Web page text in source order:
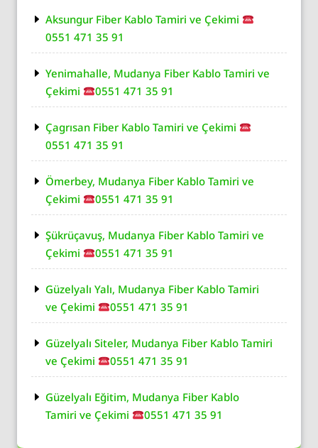
Aksungur Fiber Kablo Tamiri ve Çekimi
0551 471 35 91
Yenimahalle, Mudanya Fiber Kablo Tamiri ve
Çekimi
0551 471 35 91
Çagrısan Fiber Kablo Tamiri ve Çekimi
0551 471 35 91
Ömerbey, Mudanya Fiber Kablo Tamiri ve
Çekimi
0551 471 35 91
Şükrüçavuş, Mudanya Fiber Kablo Tamiri ve
Çekimi
0551 471 35 91
Güzelyalı Yalı, Mudanya Fiber Kablo Tamiri
ve Çekimi
0551 471 35 91
Güzelyalı Siteler, Mudanya Fiber Kablo Tamiri
ve Çekimi
0551 471 35 91
Güzelyalı Eğitim, Mudanya Fiber Kablo
Tamiri ve Çekimi
0551 471 35 91